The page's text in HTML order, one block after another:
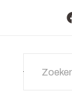
Zoeken...